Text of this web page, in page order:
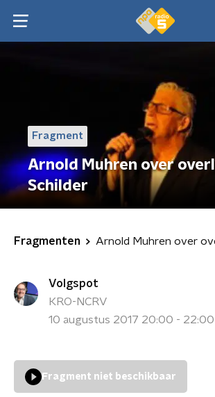
Fragment
Arnold Muhren over
Schilder
Fragmenten
Volgspot
KRO-NCRV
10 augustus 2017 20:00 - 22:00
Fragment niet beschikbaar